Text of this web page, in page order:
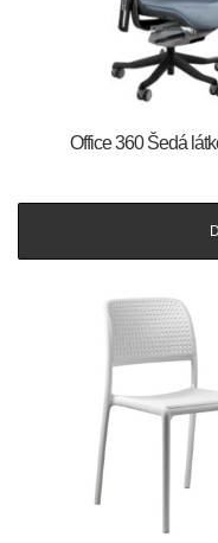
Office 360 Šedá